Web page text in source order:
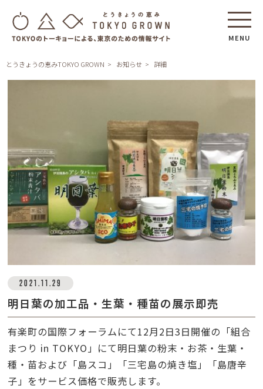
MENU
とうきょうの恵みTOKYO GROWN お知らせ 詳細
2021.11.29
明日葉の加工品・生葉・種苗の展示即売
有楽町の国際フォーラムにて12月2日3日開催の「組合
まつり in TOKYO」にて明日葉の粉末・お茶・生葉・
種・苗および「島スコ」「三宅島の焼き塩」「島唐辛
子」をサービス価格で販売します。